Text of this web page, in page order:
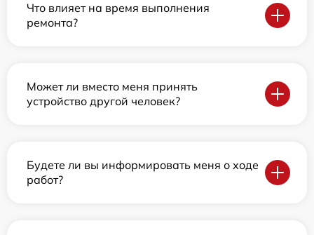
Что влияет на время выполнения
ремонта?
Может ли вместо меня принять
устройство другой человек?
Будете ли вы информировать меня о ходе
работ?